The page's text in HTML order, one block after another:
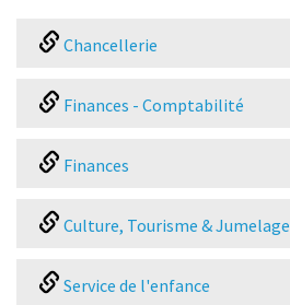
Chancellerie
Finances - Comptabilité
Finances
Culture, Tourisme & Jumelage
Service de l'enfance